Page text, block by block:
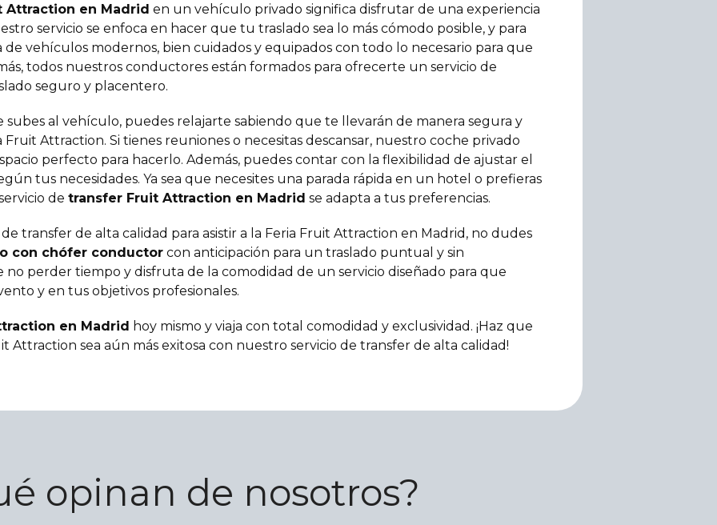
Attraction en Madrid en un vehículo privado significa disfrutar de una experiencia
servicio se enfoca en hacer que tu traslado sea lo más cómodo posible, y para
vehículos modernos, bien cuidados y equipados con todo lo necesario para que
todos nuestros conductores están formados para ofrecerte un servicio de
seguro y placentero.
al vehículo, puedes relajarte sabiendo que te llevarán de manera segura y
Attraction. Si tienes reuniones o necesitas descansar, nuestro coche privado
perfecto para hacerlo. Además, puedes contar con la flexibilidad de ajustar el
tus necesidades. Ya sea que necesites una parada rápida en un hotel o prefieras
de transfer Fruit Attraction en Madrid se adapta a tus preferencias.
transfer de alta calidad para asistir a la Feria Fruit Attraction en Madrid, no dudes
con chófer conductor con anticipación para un traslado puntual y sin
no perder tiempo y disfruta de la comodidad de un servicio diseñado para que
y en tus objetivos profesionales.
en Madrid hoy mismo y viaja con total comodidad y exclusividad. ¡Haz que
Attraction sea aún más exitosa con nuestro servicio de transfer de alta calidad!
opinan de nosotros?